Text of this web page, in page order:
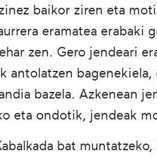
baikor ziren eta
eramatea erabaki
zen. Gero jendeari
antolatzen
bazela. Azkenean
eta ondotik, jendeak
bat